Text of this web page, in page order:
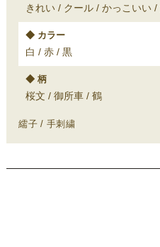
きれい クール かっこいい
カラー
白 赤 黒
柄
桜文 御所車 鶴
繻子 手刺繍